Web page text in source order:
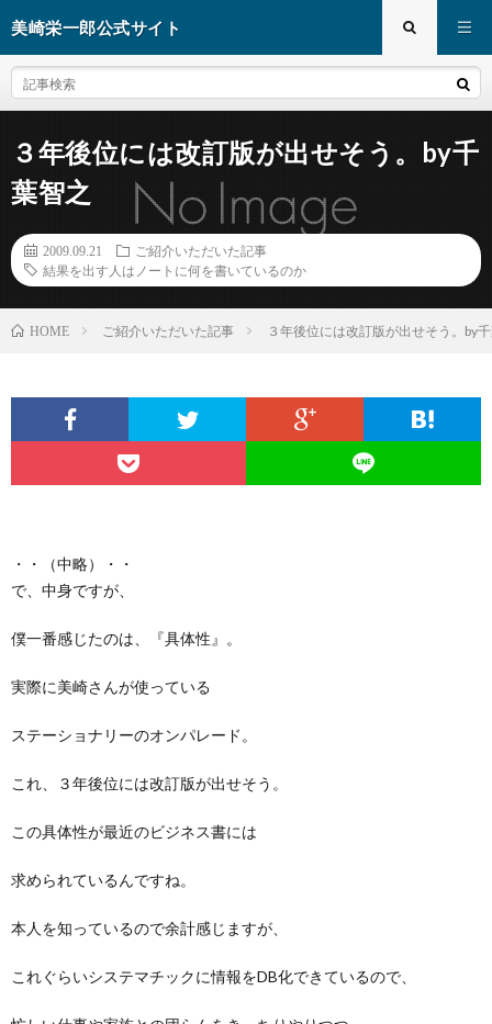
美崎栄一郎公式サイト
３年後位には改訂版が出せそう。by千
葉智之
2009.09.21
ご紹介いただいた記事
結果を出す人はノートに何を書いているのか
HOME ご紹介いただいた記事 ３年後位には改訂版が出せそう。by
・・（中略）・・
で、中身ですが、
僕一番感じたのは、『具体性』。
実際に美崎さんが使っている
ステーショナリーのオンパレード。
これ、３年後位には改訂版が出せそう。
この具体性が最近のビジネス書には
求められているんですね。
本人を知っているので余計感じますが、
これぐらいシステマチックに情報をDB化できているので、